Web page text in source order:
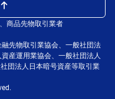
商品先物取引業者
先物取引業協会、一般社団法
産運用業協会、一般社団法人
団法人日本暗号資産等取引業